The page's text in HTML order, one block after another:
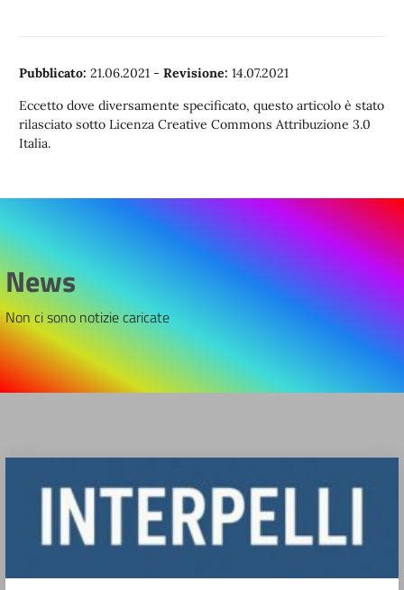
Pubblicato: 21.06.2021 - Revisione: 14.07.2021
Eccetto dove diversamente specificato, questo articolo è stato
rilasciato sotto Licenza Creative Commons Attribuzione 3.0
Italia.
News
Non ci sono notizie caricate